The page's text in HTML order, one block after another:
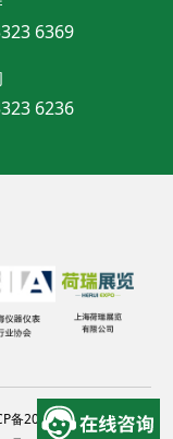
6369
6236
备20012314号-13